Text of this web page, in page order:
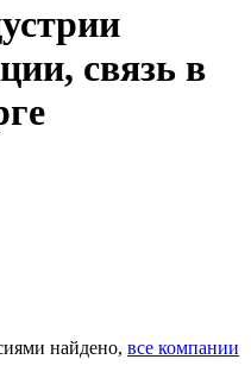
связь в
найдено, все компании